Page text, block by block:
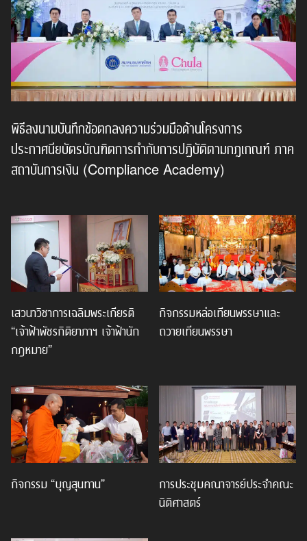
พิธีลงนามบันทึกข้อตกลงความร่วมมือด้านโครงการ
ประกาศนียบัตรบัณฑิตการกำกับการปฏิบัติตามกฎเกณฑ์ ภาค
สถาบันการเงิน (Compliance Academy)
เสวนาวิชาการเฉลิมพระเกียรติ
“เจ้าฟ้าพัชรกิติยาภาฯ เจ้าฟ้านัก
กฎหมาย”
กิจกรรมหล่อเทียนพรรษาและ
ถวายเทียนพรรษา
กิจกรรม “บุญสุนทาน”
การประชุมคณาจารย์ประจำคณะ
นิติศาสตร์